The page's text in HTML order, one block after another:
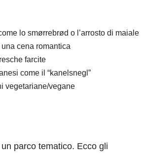
lo smørrebrød o l’arrosto di maiale
cena romantica
farcite
come il “kanelsnegl”
vegetariane/vegane
parco tematico. Ecco gli